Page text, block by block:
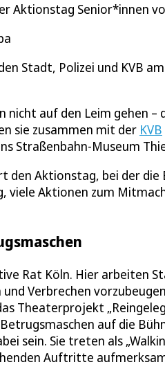
Aktionstag Senior*innen
Stadt, Polizei und KVB
nicht auf den Leim gehen
sie zusammen mit der KVB
Straßenbahn-Museum
den Aktionstag, bei der die
viele Aktionen zum
Rat Köln. Hier arbeiten
Verbrechen
Theaterprojekt
auf die
sein. Sie treten als
Auftritte